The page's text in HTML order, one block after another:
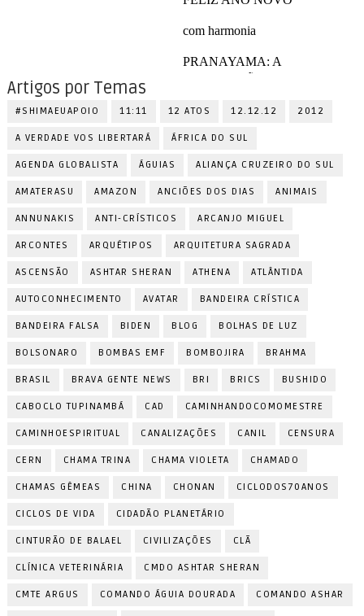
Artigos por Temas
#SHIMAEUAPOIO 11:11 12 ATOS 12.12.12 2012
A VERDADE VOS LIBERTARÁ ÁFRICA DO SUL
AGENDA GLOBALISTA ÁGUIAS ALIANÇA CRUZEIRO DO SUL
AMATERASU AMAZON ANCIÕES DOS DIAS ANIMAIS
ANNUNAKIS ANTI-CRÍSTICOS ARCANJO MIGUEL
ARCONTES ARQUÉTIPOS ARQUITETURA SAGRADA
ASCENSÃO ASHTAR SHERAN ATHENA ATLÂNTIDA
AUTOCONHECIMENTO AVATAR BANDEIRA CRÍSTICA
BANDEIRA FALSA BIDEN BLOG BOLHAS DE LUZ
BOLSONARO BOMBAS EMF BOMBOJIRA BRAHMA
BRASIL BRAVA GENTE NEWS BRI BRICS BUSHIDO
CABOCLO TUPINAMBÁ CAD CAMINHANDOCOMOMESTRE
CAMINHOESPIRITUAL CANALIZAÇÕES CANIL CENSURA
CERN CHAMA TRINA CHAMA VIOLETA CHAMADO
CHAMAS GÊMEAS CHINA CHONAN CICLODOS70ANOS
CICLOS DE VIDA CIDADÃO PLANETÁRIO
CINTURÃO DE BALAEL CIVILIZAÇÕES CLÃ
CLÍNICA VETERINÁRIA CMDO ASHTAR SHERAN
CMTE ARGUS COMANDO ÁGUIA DOURADA COMANDO ASHAR